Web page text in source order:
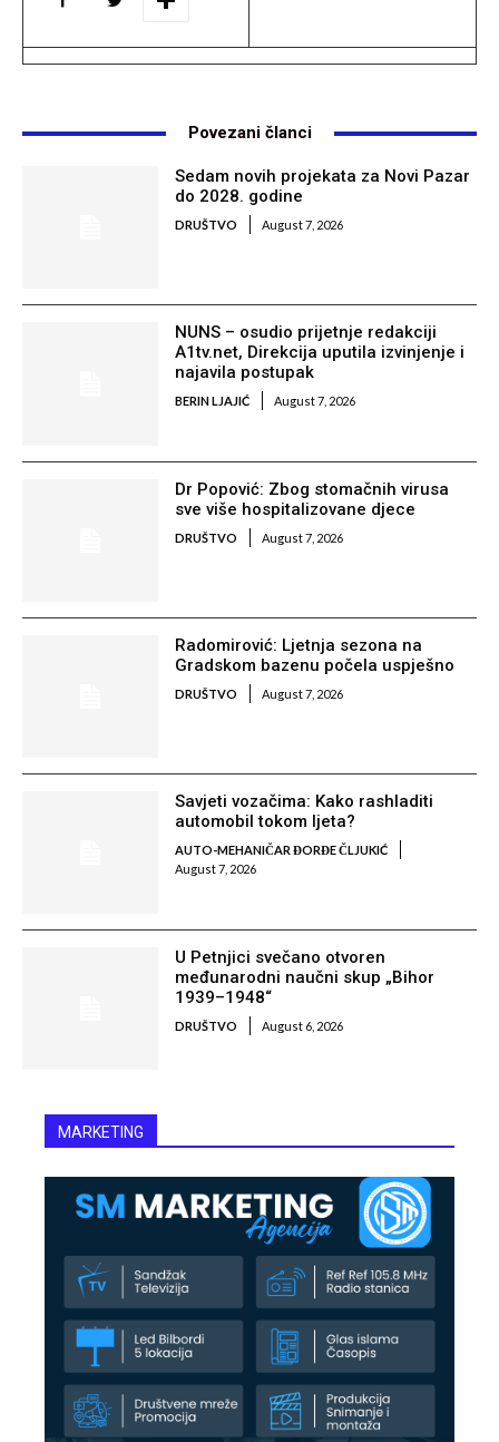
Povezani članci
Sedam novih projekata za Novi Pazar
do 2028. godine
DRUŠTVO August 7, 2026
NUNS – osudio prijetnje redakciji
A1tv.net, Direkcija uputila izvinjenje i
najavila postupak
BERIN LJAJIĆ August 7, 2026
Dr Popović: Zbog stomačnih virusa
sve više hospitalizovane djece
DRUŠTVO August 7, 2026
Radomirović: Ljetnja sezona na
Gradskom bazenu počela uspješno
DRUŠTVO August 7, 2026
Savjeti vozačima: Kako rashladiti
automobil tokom ljeta?
AUTO-MEHANIČAR ĐORĐE ČLJUKIĆ
August 7, 2026
U Petnjici svečano otvoren
međunarodni naučni skup „Bihor
1939–1948“
DRUŠTVO August 6, 2026
MARKETING